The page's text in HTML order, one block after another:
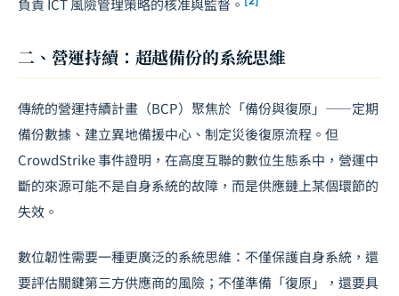
負責 ICT 風險管理策略的核准與監督。
二、營運持續：超越備份的系統思維
傳統的營運持續計畫（BCP）聚焦於「備份與復原」——定期
備份數據、建立異地備援中心、制定災後復原流程。但
CrowdStrike 事件證明，在高度互聯的數位生態系中，營運中
斷的來源可能不是自身系統的故障，而是供應鏈上某個環節的
失效。
數位韌性需要一種更廣泛的系統思維：不僅保護自身系統，還
要評估關鍵第三方供應商的風險；不僅準備「復原」，還要具